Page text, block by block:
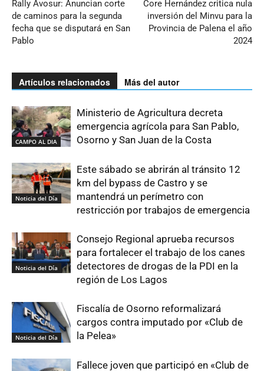
Rally Avosur: Anuncian corte
de caminos para la segunda
fecha que se disputará en San
Pablo
Core Hernández critica nula
inversión del Minvu para la
Provincia de Palena el año
2024
Artículos relacionados Más del autor
CAMPO AL DIA
Ministerio de Agricultura decreta
emergencia agrícola para San Pablo,
Osorno y San Juan de la Costa
Noticia del Día
Este sábado se abrirán al tránsito 12
km del bypass de Castro y se
mantendrá un perímetro con
restricción por trabajos de emergencia
Noticia del Día
Consejo Regional aprueba recursos
para fortalecer el trabajo de los canes
detectores de drogas de la PDI en la
región de Los Lagos
Noticia del Día
Fiscalía de Osorno reformalizará
cargos contra imputado por «Club de
la Pelea»
Fallece joven que participó en «Club de